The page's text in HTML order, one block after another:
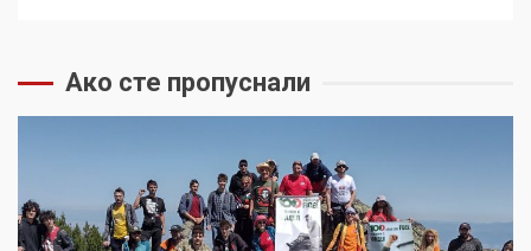
Ако сте пропуснали